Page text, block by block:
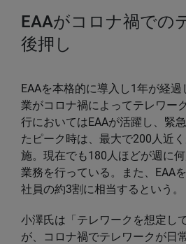
EAAがコロナ禍での
後押し
EAAを本格的に導入し1年が経
業がコロナ禍によってテレワー
行においてはEAAが活躍し、緊
たピーク時は、最大で200人近
施。現在でも180人ほどが週に
業務を行っている。また、EAA
社員の約3割に相当するという。
小澤氏は「テレワークを想定し
が、コロナ禍でテレワークが日